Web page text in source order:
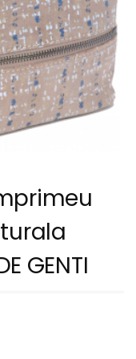
GENTI